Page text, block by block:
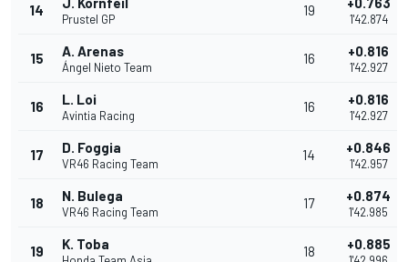
14
Prustel GP
19
1'42.874
15 A. Arenas
Ángel Nieto Team
16 +0.816
1'42.927
16 L. Loi
Avintia Racing
16 +0.816
1'42.927
17 D. Foggia
VR46 Racing Team
14 +0.846
1'42.957
18 N. Bulega
VR46 Racing Team
17 +0.874
1'42.985
19 K. Toba 18 +0.885